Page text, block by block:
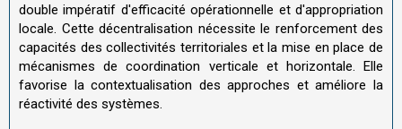
double impératif d'efficacité opérationnelle et d'appropriation
locale. Cette décentralisation nécessite le renforcement des
capacités des collectivités territoriales et la mise en place de
mécanismes de coordination verticale et horizontale. Elle
favorise la contextualisation des approches et améliore la
réactivité des systèmes.